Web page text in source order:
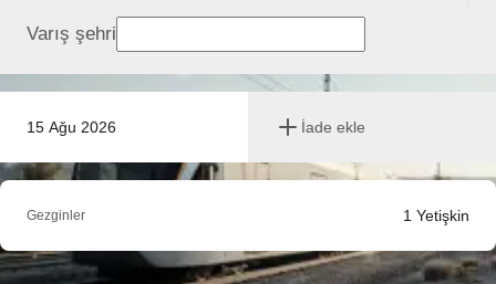
15 Ağu 2026 İade ekle
Varış şehri
Gezginler 1 Yetişkin